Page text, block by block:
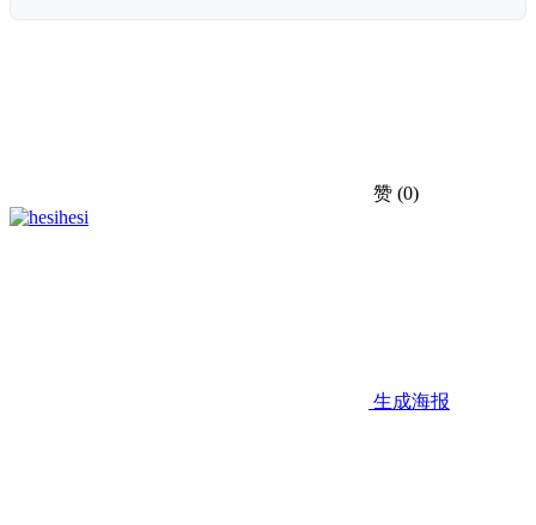
赞 (0)
hesi
生成海报